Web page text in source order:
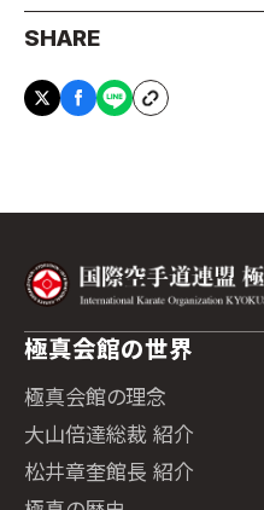
SHARE
極真会館の世界
極真会館の理念
大山倍達総裁 紹介
松井章奎館長 紹介